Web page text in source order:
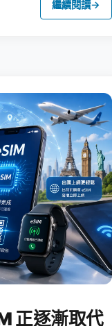
繼續閱讀→
正逐漸取代